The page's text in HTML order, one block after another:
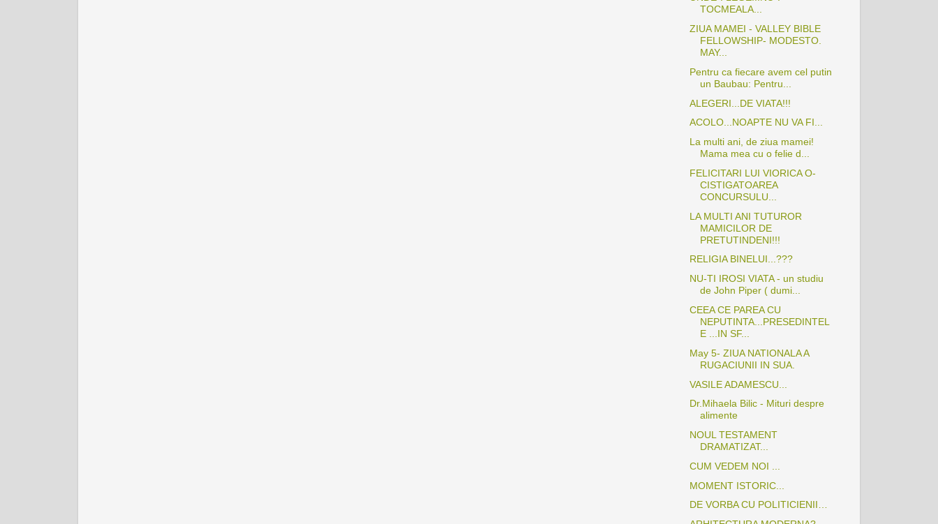
TOCMEALA...
ZIUA MAMEI - VALLEY BIBLE
FELLOWSHIP- MODESTO.
MAY...
Pentru ca fiecare avem cel putin
un Baubau: Pentru...
ALEGERI...DE VIATA!!!
ACOLO...NOAPTE NU VA FI...
La multi ani, de ziua mamei!
Mama mea cu o felie d...
FELICITARI LUI VIORICA O-
CISTIGATOAREA
CONCURSULU...
LA MULTI ANI TUTUROR
MAMICILOR DE
PRETUTINDENI!!!
RELIGIA BINELUI...???
NU-TI IROSI VIATA - un studiu
de John Piper ( dumi...
CEEA CE PAREA CU
NEPUTINTA...PRESEDINTEL
E ...IN SF...
May 5- ZIUA NATIONALA A
RUGACIUNII IN SUA.
VASILE ADAMESCU...
Dr.Mihaela Bilic - Mituri despre
alimente
NOUL TESTAMENT
DRAMATIZAT...
CUM VEDEM NOI ...
MOMENT ISTORIC...
DE VORBA CU POLITICIENII…